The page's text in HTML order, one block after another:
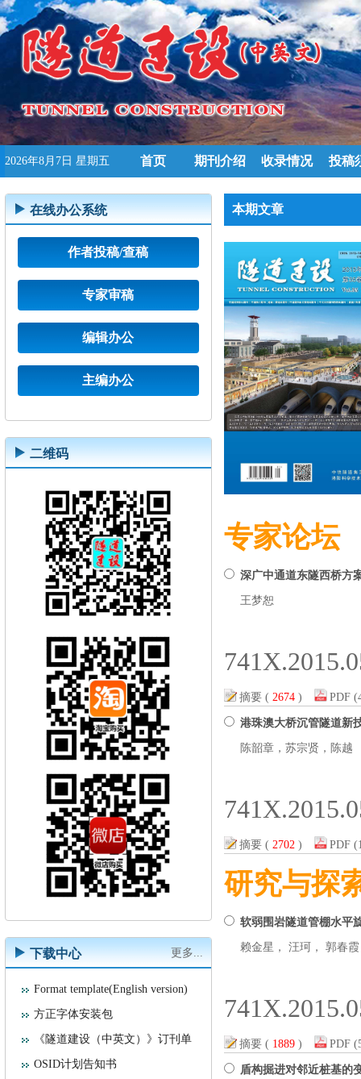
2026年8月7日 星期五 首页 期刊介绍 收录情况 投稿
本期文章
专家论坛
深广中通道东隧西桥方
王梦恕
摘要 ( 2674) PDF
港珠澳大桥沉管隧道新
陈韶章，苏宗贤，陈越
摘要 ( 2702) PDF
研究与探
软弱围岩隧道管棚水平
赖金星， 汪珂， 郭春
摘要 ( 1889) PDF
盾构掘进对邻近桩基的
在线办公系统
作者投稿/查稿
专家审稿
编辑办公
主编办公
二维码
下载中心 更多...
Format template(English version)
方正字体安装包
《隧道建设（中英文）》订刊单
OSID计划告知书